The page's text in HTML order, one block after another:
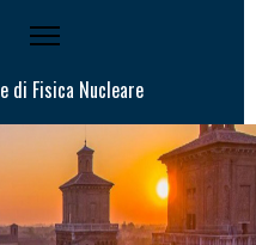
di Fisica Nucleare